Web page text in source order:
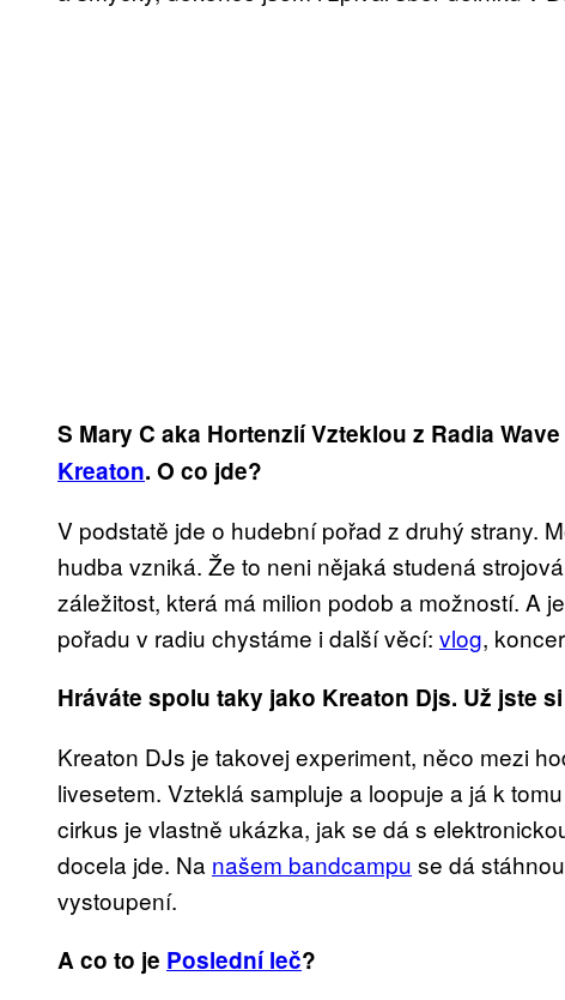
S Mary C aka Hortenzií Vzteklou z Radia
Kreaton. O co jde?
V podstatě jde o hudební pořad z druhý strany.
hudba vzniká. Že to neni nějaká studená
záležitost, která má milion podob a možností. A
pořadu v radiu chystáme i další věcí: vlog,
Hráváte spolu taky jako Kreaton Djs. Už jste
Kreaton DJs je takovej experiment, něco mezi
livesetem. Vzteklá sampluje a loopuje a já k
cirkus je vlastně ukázka, jak se dá s
docela jde. Na našem bandcampu se dá
vystoupení.
A co to je Poslední leč?